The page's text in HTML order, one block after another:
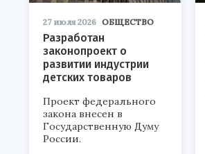
27 июля 2026 ОБЩЕСТВО
Разработан
законопроект о
развитии индустрии
детских товаров
Проект федерального
закона внесен в
Государственную Думу
России.